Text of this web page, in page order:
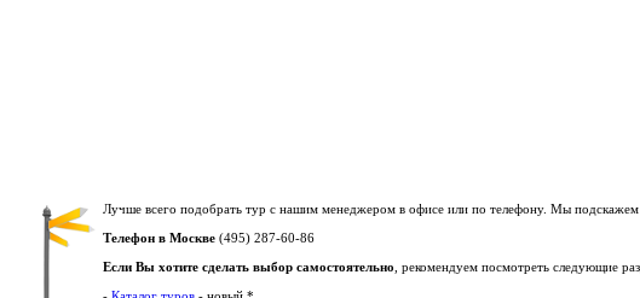
Лучше всего подобрать тур с нашим менеджером в офисе или по телефону. Мы
Телефон в Москве (495) 287-60-86
Если Вы хотите сделать выбор самостоятельно , рекомендуем посмотреть следующие